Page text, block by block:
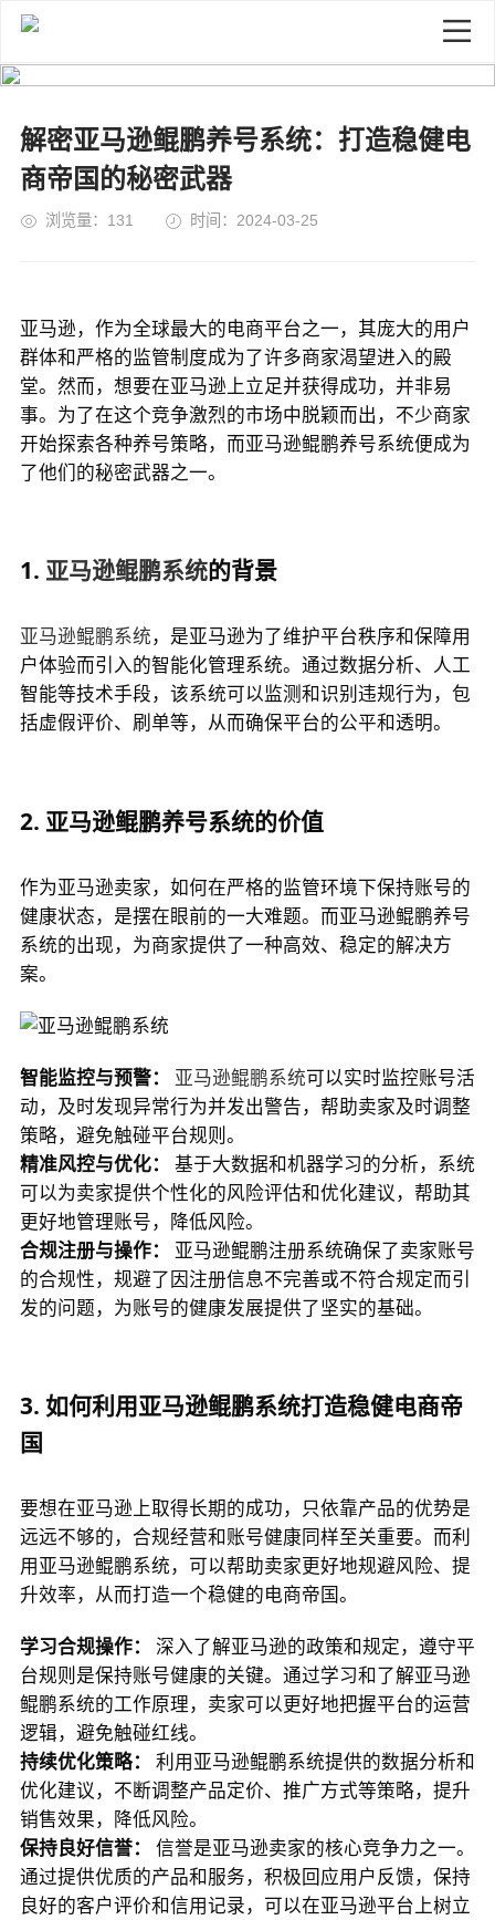
解密亚马逊鲲鹏养号系统：打造稳健电
商帝国的秘密武器
浏览量：131 时间：2024-03-25
亚马逊，作为全球最大的电商平台之一，其庞大的用户
群体和严格的监管制度成为了许多商家渴望进入的殿
堂。然而，想要在亚马逊上立足并获得成功，并非易
事。为了在这个竞争激烈的市场中脱颖而出，不少商家
开始探索各种养号策略，而亚马逊鲲鹏养号系统便成为
了他们的秘密武器之一。
1. 亚马逊鲲鹏系统的背景
亚马逊鲲鹏系统，是亚马逊为了维护平台秩序和保障用
户体验而引入的智能化管理系统。通过数据分析、人工
智能等技术手段，该系统可以监测和识别违规行为，包
括虚假评价、刷单等，从而确保平台的公平和透明。
2. 亚马逊鲲鹏养号系统的价值
作为亚马逊卖家，如何在严格的监管环境下保持账号的
健康状态，是摆在眼前的一大难题。而亚马逊鲲鹏养号
系统的出现，为商家提供了一种高效、稳定的解决方
案。
智能监控与预警： 亚马逊鲲鹏系统可以实时监控账号活
动，及时发现异常行为并发出警告，帮助卖家及时调整
策略，避免触碰平台规则。
精准风控与优化：
基于大数据和机器学习的分析，系统
可以为卖家提供个性化的风险评估和优化建议，帮助其
更好地管理账号，降低风险。
合规注册与操作：
亚马逊鲲鹏注册系统确保了卖家账号
的合规性，规避了因注册信息不完善或不符合规定而引
发的问题，为账号的健康发展提供了坚实的基础。
3. 如何利用亚马逊鲲鹏系统打造稳健电商帝
国
要想在亚马逊上取得长期的成功，只依靠产品的优势是
远远不够的，合规经营和账号健康同样至关重要。而利
用亚马逊鲲鹏系统，可以帮助卖家更好地规避风险、提
升效率，从而打造一个稳健的电商帝国。
学习合规操作：
深入了解亚马逊的政策和规定，遵守平
台规则是保持账号健康的关键。通过学习和了解亚马逊
鲲鹏系统的工作原理，卖家可以更好地把握平台的运营
逻辑，避免触碰红线。
持续优化策略：
利用亚马逊鲲鹏系统提供的数据分析和
优化建议，不断调整产品定价、推广方式等策略，提升
销售效果，降低风险。
保持良好信誉：
信誉是亚马逊卖家的核心竞争力之一。
通过提供优质的产品和服务，积极回应用户反馈，保持
良好的客户评价和信用记录，可以在亚马逊平台上树立